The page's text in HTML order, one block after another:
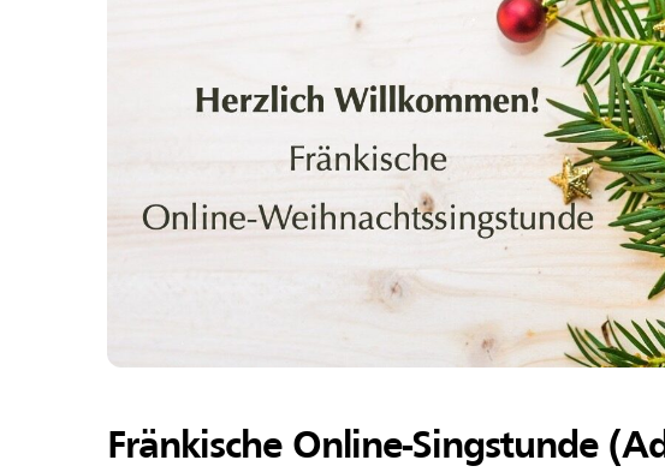
Fränkische Online-Singstunde